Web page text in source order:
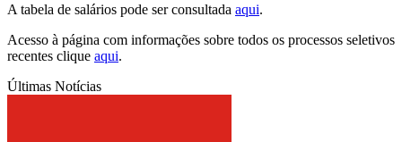
A tabela de salários pode ser consultada aqui.
Acesso à página com informações sobre todos os processos seletivos
recentes clique aqui.
Últimas Notícias